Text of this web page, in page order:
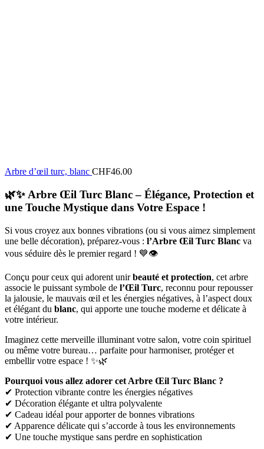
Arbre d’œil turc, blanc CHF46.00
🌿✨ Arbre Œil Turc Blanc – Élégance, Protection et
une Touche Mystique dans Votre Espace !
Si vous croyez aux bonnes vibrations (ou si vous aimez simplement
une belle décoration), préparez-vous : l’Arbre Œil Turc Blanc va
vous séduire dès le premier regard ! 💙👁️
Conçu pour ceux qui adorent unirbeauté et protection, cet arbre
associe le puissant symbole de l’Œil Turc, reconnu pour repousser
la jalousie, le mauvais œil et les énergies négatives, à l’aspect doux
et élégant du blanc, qui apporte une touche moderne et délicate à
votre intérieur.
Imaginez cette merveille illuminant votre salon, votre coin spirituel
ou même votre bureau… parfaite pour harmoniser, protéger et
embellir votre espace ! ✨🌿
Pourquoi vous allez adorer cet Arbre Œil Turc Blanc ?
✔ Protection vibrante contre les énergies négatives
✔ Décoration élégante et ultra polyvalente
✔ Cadeau idéal pour apporter de bonnes vibrations
✔ Apparence délicate qui s’accorde à tous les environnements
✔ Une touche mystique sans perdre en sophistication